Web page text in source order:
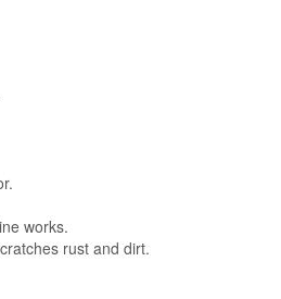
works.
rust and dirt.